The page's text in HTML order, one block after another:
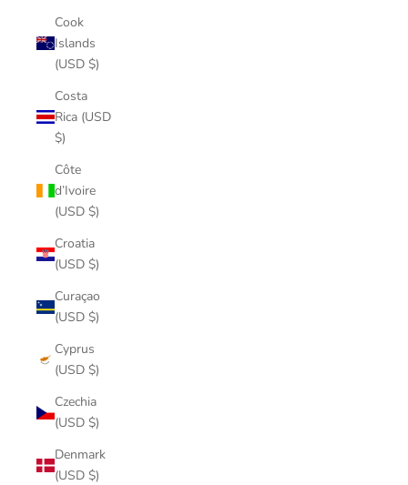
Cook
Islands
(USD $)
Costa
Rica (USD
$)
Côte
d’Ivoire
(USD $)
Croatia
(USD $)
Curaçao
(USD $)
Cyprus
(USD $)
Czechia
(USD $)
Denmark
(USD $)